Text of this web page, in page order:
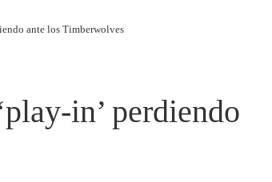
ante los Timberwolves
in’ perdiendo